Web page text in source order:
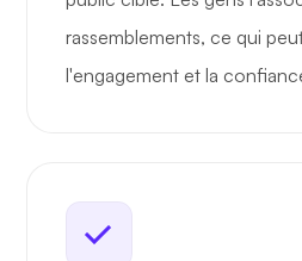
rassemblements, ce qui
l'engagement et la